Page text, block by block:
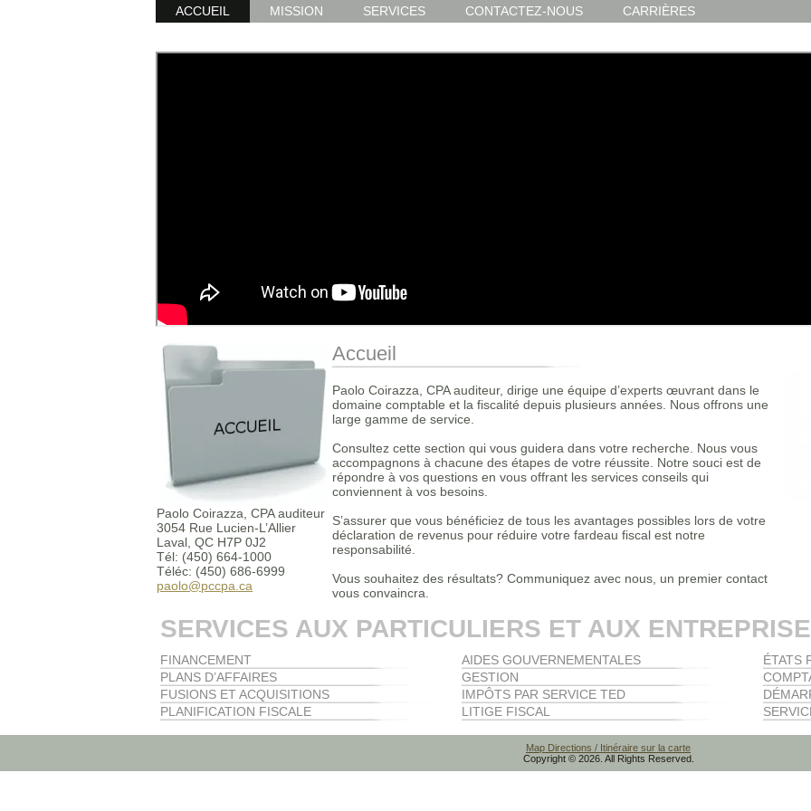
ACCUEIL MISSION SERVICES CONTACTEZ-NOUS CARRIÈRES
Paolo Coirazza, CPA auditeur
3054 Rue Lucien-L’Allier
Laval, QC H7P 0J2
Tél: (450) 664-1000
Téléc: (450) 686-6999
paolo@pccpa.ca
Accueil
Paolo Coirazza, CPA auditeur, dirige une équipe d’experts œuvrant dans le
domaine comptable et la fiscalité depuis plusieurs années. Nous offrons une
large gamme de service.
Consultez cette section qui vous guidera dans votre recherche. Nous vous
accompagnons à chacune des étapes de votre réussite. Notre souci est de
répondre à vos questions en vous offrant les services conseils qui
conviennent à vos besoins.
S’assurer que vous bénéficiez de tous les avantages possibles lors de votre
déclaration de revenus pour réduire votre fardeau fiscal est notre
responsabilité.
Vous souhaitez des résultats? Communiquez avec nous, un premier contact
vous convaincra.
SERVICES AUX PARTICULIERS ET AUX
FINANCEMENT
PLANS D’AFFAIRES
FUSIONS ET ACQUISITIONS
PLANIFICATION FISCALE
AIDES GOUVERNEMENTALES
GESTION
IMPÔTS PAR SERVICE TED
LITIGE FISCAL
ÉTATS
Map Directions / Itinéraire sur la carte
Copyright © 2026. All Rights Reserved.